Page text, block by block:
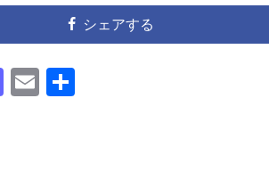
シェアする
M
E